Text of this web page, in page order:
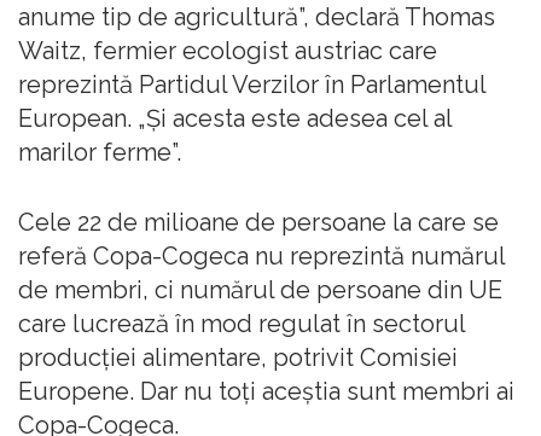
anume tip de agricultură”, declară Thomas
Waitz, fermier ecologist austriac care
reprezintă Partidul Verzilor în Parlamentul
European. „Și acesta este adesea cel al
marilor ferme”.
Cele 22 de milioane de persoane la care se
referă Copa-Cogeca nu reprezintă numărul
de membri, ci numărul de persoane din UE
care lucrează în mod regulat în sectorul
producției alimentare, potrivit Comisiei
Europene. Dar nu toți aceștia sunt membri ai
Copa-Cogeca.